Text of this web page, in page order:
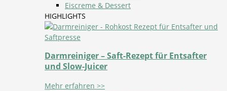
Eiscreme & Dessert
HIGHLIGHTS
Darmreiniger – Saft-Rezept für Entsafter
und Slow-Juicer
Mehr erfahren >>